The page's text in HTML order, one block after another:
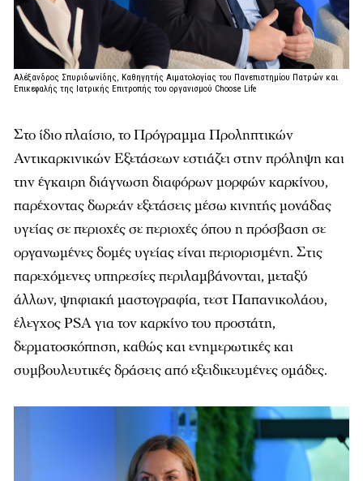
Αλέξανδρος Σπυριδωνίδης, Καθηγητής Αιματολογίας του Πανεπιστημίου Πατρών και
Επικεφαλής της Ιατρικής Επιτροπής του οργανισμού Choose Life
Στο ίδιο πλαίσιο, το Πρόγραμμα Προληπτικών
Αντικαρκινικών Εξετάσεων εστιάζει στην πρόληψη και
την έγκαιρη διάγνωση διαφόρων μορφών καρκίνου,
παρέχοντας δωρεάν εξετάσεις μέσω κινητής μονάδας
υγείας σε περιοχές σε περιοχές όπου η πρόσβαση σε
οργανωμένες δομές υγείας είναι περιορισμένη. Στις
παρεχόμενες υπηρεσίες περιλαμβάνονται, μεταξύ
άλλων, ψηφιακή μαστογραφία, τεστ Παπανικολάου,
έλεγχος PSA για τον καρκίνο του προστάτη,
δερματοσκόπηση, καθώς και ενημερωτικές και
συμβουλευτικές δράσεις από εξειδικευμένες ομάδες.